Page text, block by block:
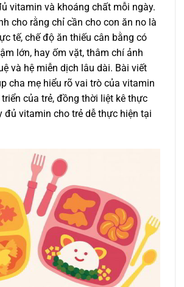
vitamin và khoáng chất mỗi ngày.
cho rằng chỉ cần cho con ăn no là
tế, chế độ ăn thiếu cân bằng có
lớn, hay ốm vặt, thâm chí ảnh
và hệ miễn dịch lâu dài. Bài viết
cha mẹ hiểu rõ vai trò của vitamin
của trẻ, đồng thời liệt kê thực
đủ vitamin cho trẻ dễ thực hiện tại